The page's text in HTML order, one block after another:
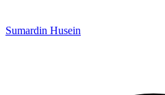
Sumardin Husein